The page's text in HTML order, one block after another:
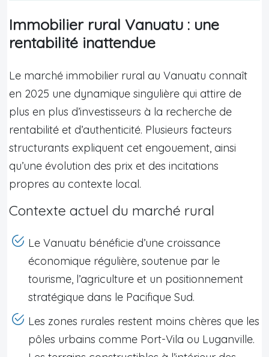
Immobilier rural Vanuatu : une
rentabilité inattendue
Le marché immobilier rural au Vanuatu connaît
en 2025 une dynamique singulière qui attire de
plus en plus d’investisseurs à la recherche de
rentabilité et d’authenticité. Plusieurs facteurs
structurants expliquent cet engouement, ainsi
qu’une évolution des prix et des incitations
propres au contexte local.
Contexte actuel du marché rural
Le Vanuatu bénéficie d’une croissance
économique régulière, soutenue par le
tourisme, l’agriculture et un positionnement
stratégique dans le Pacifique Sud.
Les zones rurales restent moins chères que les
pôles urbains comme Port-Vila ou Luganville.